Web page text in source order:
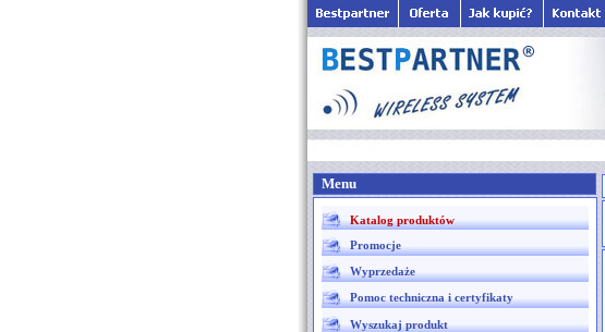
Menu
Katalog produktów
Promocje
Wyprzedaże
Pomoc techniczna i certyfikaty
Wyszukaj produkt